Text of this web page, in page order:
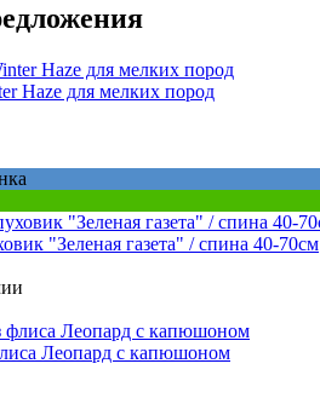
Haze для мелких пород
"Зеленая газета" / спина 40-70см
Леопард с капюшоном